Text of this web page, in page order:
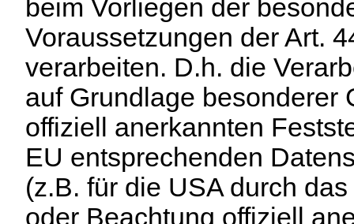
beim Vorliegen der
Voraussetzungen der Art.
verarbeiten. D.h. die
auf Grundlage besonderer
offiziell anerkannten
EU entsprechenden
(z.B. für die USA durch das
oder Beachtung offiziell